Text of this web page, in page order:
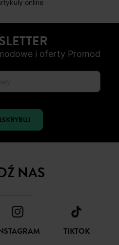
online
i oferty Promod
NAS
TIKTOK